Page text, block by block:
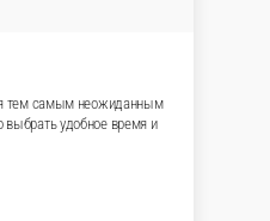
эффект
февраля,
удобное